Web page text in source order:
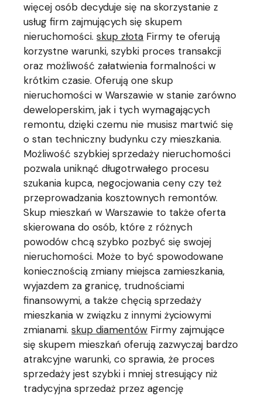
więcej osób decyduje się na skorzystanie z
usług firm zajmujących się skupem
nieruchomości.skup złota Firmy te oferują
korzystne warunki, szybki proces transakcji
oraz możliwość załatwienia formalności w
krótkim czasie. Oferują one skup
nieruchomości w Warszawie w stanie zarówno
deweloperskim, jak i tych wymagających
remontu, dzięki czemu nie musisz martwić się
o stan techniczny budynku czy mieszkania.
Możliwość szybkiej sprzedaży nieruchomości
pozwala uniknąć długotrwałego procesu
szukania kupca, negocjowania ceny czy też
przeprowadzania kosztownych remontów.
Skup mieszkań w Warszawie to także oferta
skierowana do osób, które z różnych
powodów chcą szybko pozbyć się swojej
nieruchomości. Może to być spowodowane
koniecznością zmiany miejsca zamieszkania,
wyjazdem za granicę, trudnościami
finansowymi, a także chęcią sprzedaży
mieszkania w związku z innymi życiowymi
zmianami.skup diamentów Firmy zajmujące
się skupem mieszkań oferują zazwyczaj bardzo
atrakcyjne warunki, co sprawia, że proces
sprzedaży jest szybki i mniej stresujący niż
tradycyjna sprzedaż przez agencję